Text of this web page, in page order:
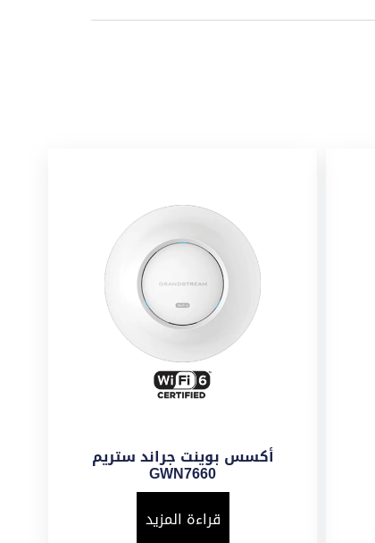
أكسس بوينت جراند ستريم
GWN7660
قراءة المزيد